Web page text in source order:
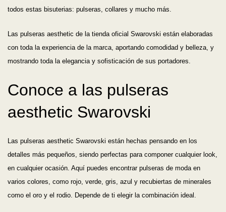
todos estas bisuterias: pulseras, collares y mucho más.
Las pulseras aesthetic de la tienda oficial Swarovski están elaboradas
con toda la experiencia de la marca, aportando comodidad y belleza, y
mostrando toda la elegancia y sofisticación de sus portadores.
Conoce a las pulseras
aesthetic Swarovski
Las pulseras aesthetic Swarovski están hechas pensando en los
detalles más pequeños, siendo perfectas para componer cualquier look,
en cualquier ocasión. Aquí puedes encontrar pulseras de moda en
varios colores, como rojo, verde, gris, azul y recubiertas de minerales
como el oro y el rodio. Depende de ti elegir la combinación ideal.